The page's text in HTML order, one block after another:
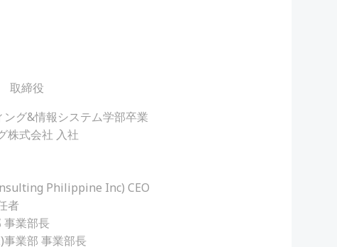
取締役
グ&情報システム学部卒業
株式会社 入社
Philippine Inc) CEO
者
事業部長
事業部 事業部長